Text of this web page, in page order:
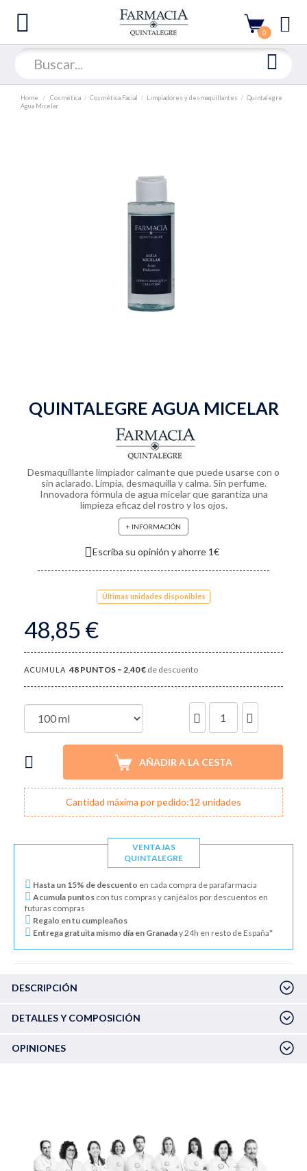
0
Home Cosmética Cosmética Facial Limpiadores y desmaquillantes
Quintalegre
Agua Micelar
QUINTALEGRE AGUA MICELAR
Desmaquillante limpiador calmante que puede usarse con o
sin aclarado. Limpia, desmaquilla y calma. Sin perfume.
Innovadora fórmula de agua micelar que garantiza una
limpieza eficaz del rostro y los ojos.
+ INFORMACIÓN
Escriba su opinión y ahorre 1€
Últimas unidades disponibles
48,85 €
ACUMULA 48 PUNTOS = 2,40 € de descuento
UNIDADES
AÑADIR A LA CESTA
Cantidad máxima por pedido:12 unidades
VENTAJAS
QUINTALEGRE
Hasta un 15% de descuento en cada compra de parafarmacia
Acumula puntos con tus compras y canjéalos por descuentos en
futuras compras
Regalo en tu cumpleaños
Entrega gratuita mismo día en Granaday 24h en resto de España*
DESCRIPCIÓN
DETALLES Y COMPOSICIÓN
OPINIONES